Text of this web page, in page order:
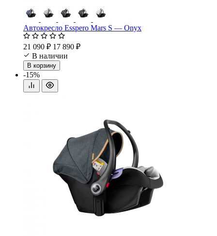
Автокресло Esspero Mars S — Onyx
21 090 ₽ 17 890 ₽
В наличии
В корзину
-15%